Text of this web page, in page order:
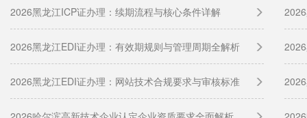
2026黑龙江ICP证办理：续期流程与核心条件详解
2026黑龙江EDI证办理：有效期规则与管理周期全解析
2026黑龙江EDI证办理：网站技术合规要求与审核标准